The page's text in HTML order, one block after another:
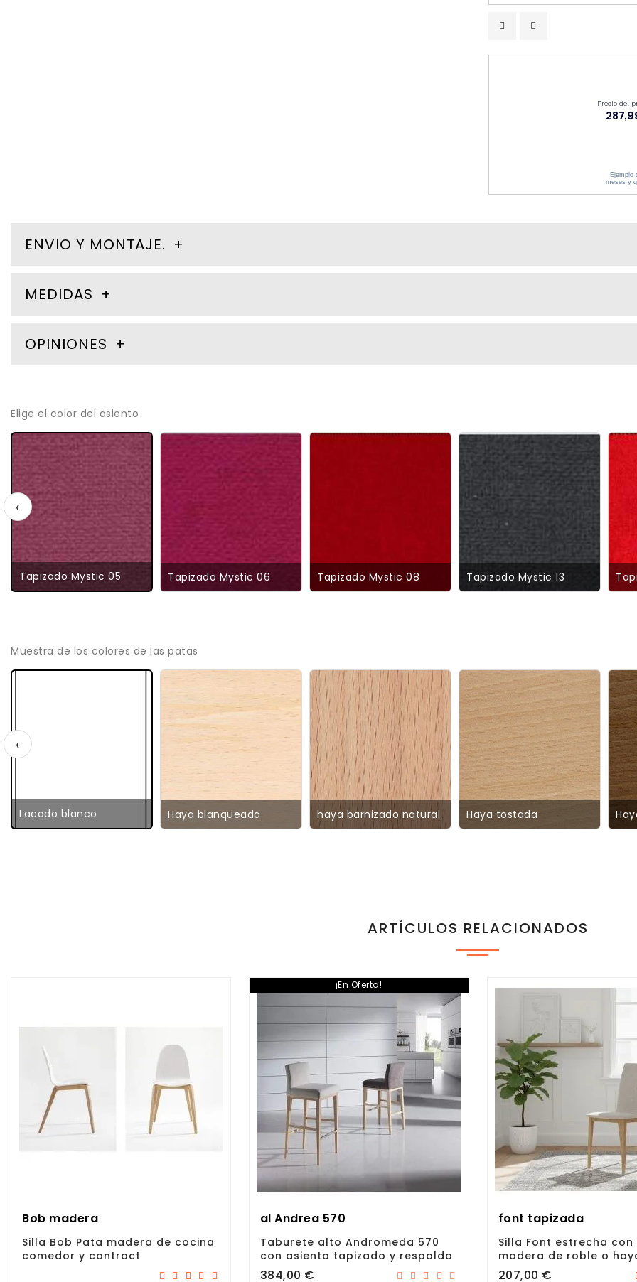
ENVIO Y MONTAJE.
MEDIDAS
OPINIONES
Elige el color del asiento
Tapizado Mystic 05 Tapizado Mystic 06 Tapizado Mystic 08 Tapizado Mystic 13
‹
Muestra de los colores de las patas
Lacado blanco Haya blanqueada haya barnizado natural Haya tostada
‹
ARTÍCULOS RELACIONADOS
Bob madera
Silla Bob Pata madera de cocina
comedor y contract
¡En Oferta!
al Andrea 570
Taburete alto Andromeda 570
con asiento tapizado y respaldo
Precio
384,00 €
font tapizada
Silla Font estrecha
madera de roble o
Precio
207,00 €